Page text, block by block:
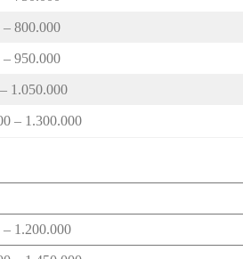
800.000
950.000
1.050.000
– 1.300.000
1.200.000